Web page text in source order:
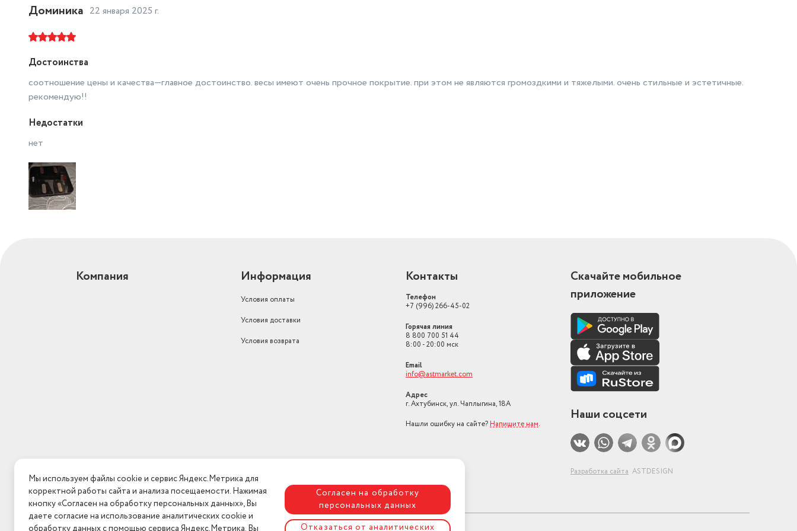
Доминика 22 января 2025 г.
Достоинства
соотношение цены и качества—главное достоинство. весы имеют очень прочное покрытие. при этом не являются громоздкими и тяжелыми. очень стильные и эстетичные.
рекомендую!!
Недостатки
нет
Компания Информация
Условия оплаты
Условия доставки
Условия возврата
Контакты
Телефон
+7 (996) 266-45-02
Горячая линия
8 800 700 51 44
8:00 - 20:00 мск
Email
info@astmarket.com
Адрес
г. Ахтубинск, ул. Чаплыгина, 18А
Нашли ошибку на сайте? Напишите нам.
Скачайте мобильное
приложение
Наши соцсети
Разработка сайта ASTDESIGN
Мы используем файлы cookie и сервис Яндекс.Метрика для
корректной работы сайта и анализа посещаемости. Нажимая
кнопку «Согласен на обработку персональных данных», Вы
даете согласие на использование аналитических cookie и
обработку данных с помощью сервиса Яндекс.Метрика. Вы
Согласен на обработку
персональных данных
Отказаться от аналитических